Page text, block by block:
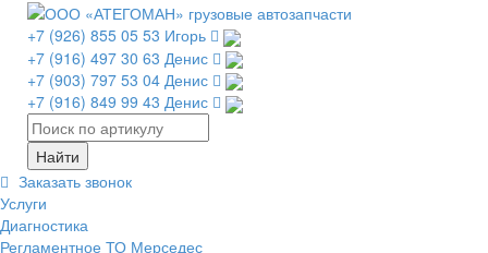
+7 (926) 855 05 53 Игорь
+7 (916) 497 30 63 Денис
+7 (903) 797 53 04 Денис
+7 (916) 849 99 43 Денис
Заказать звонок
Услуги
Диагностика
Регламентное ТО Мерседес